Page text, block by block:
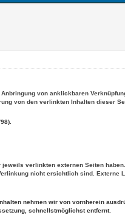
von anklickbaren
von den verlinkten Inhalten dieser
verlinkten externen Seiten
nicht ersichtlich sind. Externe
nehmen wir von vornherein
schnellstmöglichst entfernt.